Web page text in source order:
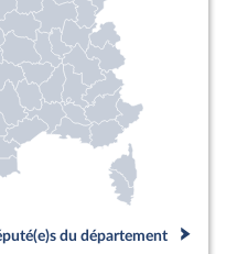
du département